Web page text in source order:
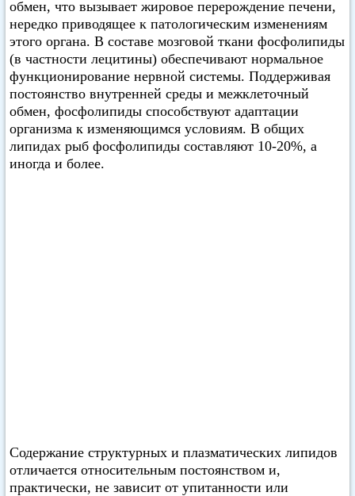
обмен, что вызывает жировое перерождение печени,
нередко приводящее к патологическим изменениям
этого органа. В составе мозговой ткани фосфолипиды
(в частности лецитины) обеспечивают нормальное
функционирование нервной системы. Поддерживая
постоянство внутренней среды и межклеточный
обмен, фосфолипиды способствуют адаптации
организма к изменяющимся условиям. В общих
липидах рыб фосфолипиды составляют 10-20%, а
иногда и более.
Содержание структурных и плазматических липидов
отличается относительным постоянством и,
практически, не зависит от упитанности или